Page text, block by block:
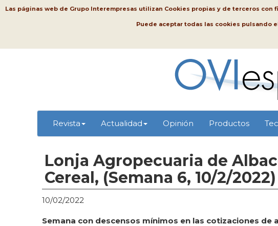
Las páginas web de Grupo Interempresas utilizan Cookies propias y de terceros
Puede aceptar todas las cookies pulsando
Revista Actualidad Opinión Productos
Lonja Agropecuaria de
Cereal, (Semana 6, 10/2/2022)
10/02/2022
Semana con descensos mínimos en las cotizaciones